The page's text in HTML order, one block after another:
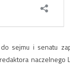
sejmu i senatu
naczelnego